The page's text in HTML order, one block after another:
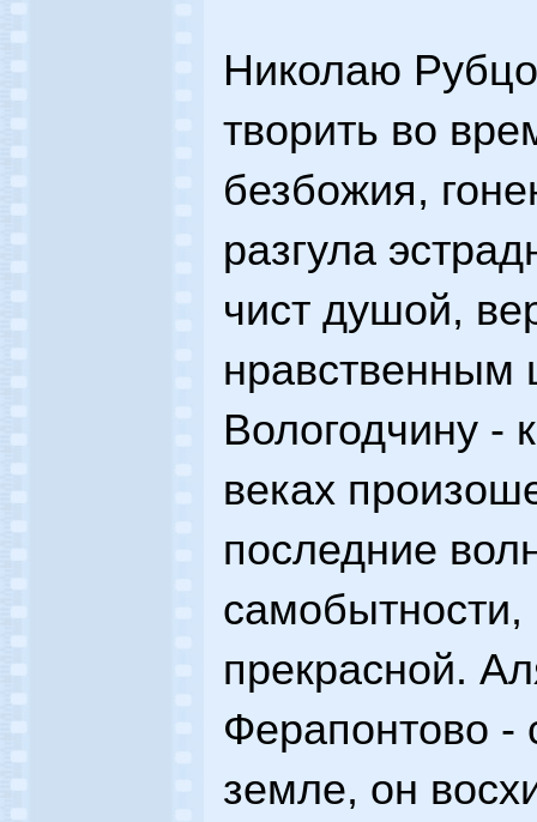
Николаю
творить во
безбожия,
разгула
чист душой,
нравственным
Вологодчину -
веках
последние
самобытности,
прекрасной.
Ферапонтово -
земле, он